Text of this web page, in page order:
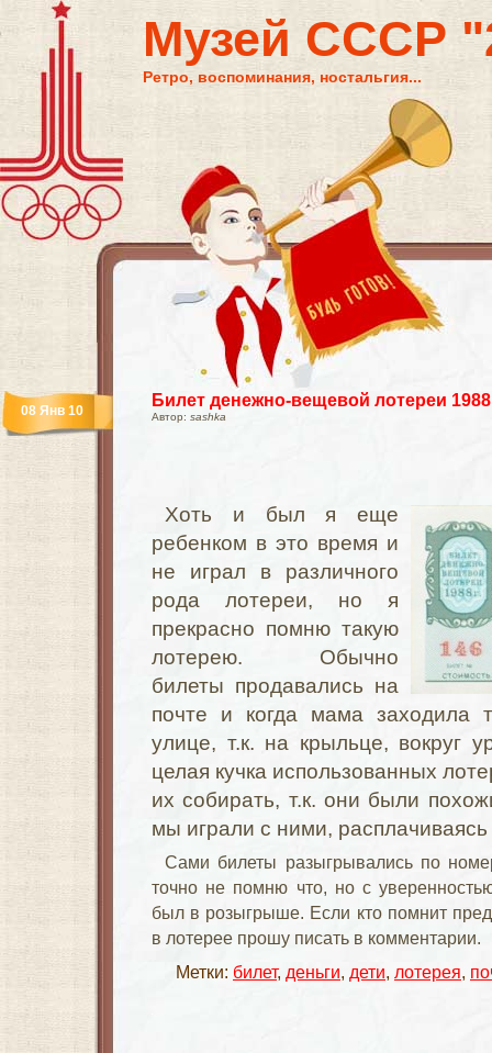
Музей СССР
Ретро, воспоминания, ностальгия...
Билет денежно-вещевой лотереи
Автор: sashka
08 Янв 10
Хоть и был я еще
ребенком в это время и
не играл в различного
рода лотереи, но я
прекрасно помню такую
лотерею. Обычно
билеты продавались на
почте и когда мама заходила
улице, т.к. на крыльце, вокруг
целая кучка использованных
их собирать, т.к. они были
мы играли с ними, расплачиваясь
Сами билеты разыгрывались по
точно не помню что, но с
был в розыгрыше. Если кто помнит
в лотерее прошу писать в комментарии.
Метки: билет, деньги, дети, лотерея,